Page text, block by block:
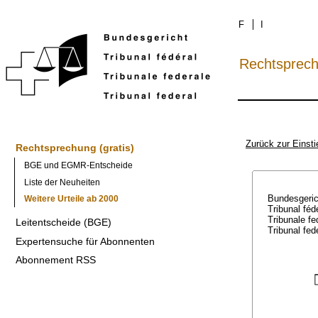
F
Rechtsprechung (gratis)
BGE und EGMR-Entscheide
Liste der Neuheiten
Weitere Urteile ab 2000
Leitentscheide (BGE)
Expertensuche für Abonnenten
Abonnement RSS
Zurück zur
Tribunal
Tribunale
Tribunal